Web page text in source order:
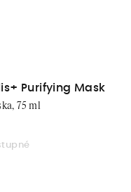
Purifying Mask
75 ml